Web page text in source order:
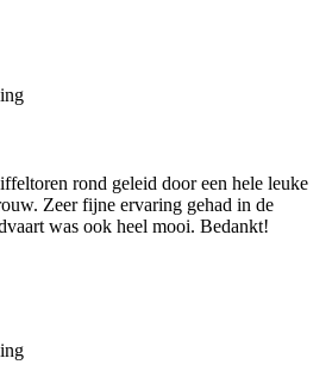
rond geleid door een hele leuke
Zeer fijne ervaring gehad in de
was ook heel mooi. Bedankt!